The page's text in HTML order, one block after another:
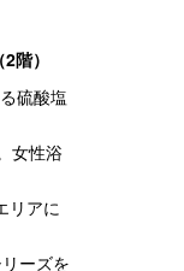
階）
硫酸塩
女性浴
リアに
ーズを